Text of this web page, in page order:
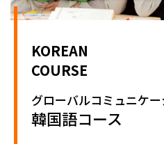
KOREAN
COURSE
グローバルコミュニケ
韓国語コース